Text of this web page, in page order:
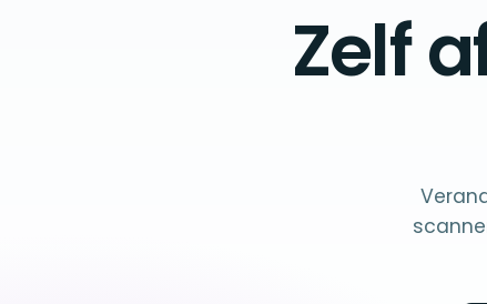
Zelf